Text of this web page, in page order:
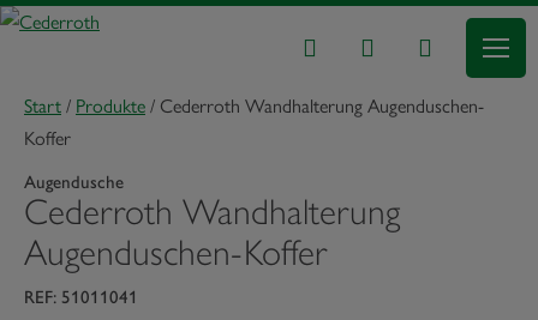
Start / Produkte / Cederroth Wandhalterung Augenduschen-
Koffer
Augendusche
Cederroth Wandhalterung
Augenduschen-Koffer
REF: 51011041